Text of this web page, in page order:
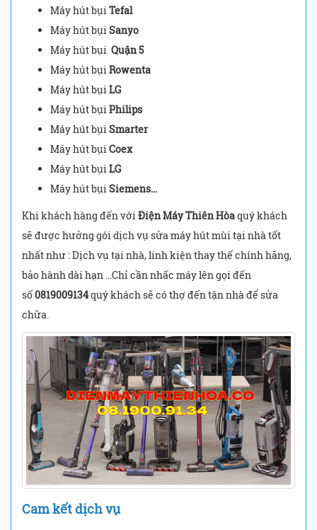
Máy hút bụi Tefal
Máy hút bụi Sanyo
Máy hút bụi Quận 5
Máy hút bụi Rowenta
Máy hút bụi LG
Máy hút bụi Philips
Máy hút bụi Smarter
Máy hút bụi Coex
Máy hút bụi LG
Máy hút bụi Siemens…
Khi khách hàng đến với Điện Máy Thiên Hòaquý khách
sẽ được hưởng gói dịch vụ sửa máy hút mùi tại nhà tốt
nhất như : Dịch vụ tại nhà, linh kiện thay thế chính hãng,
bảo hành dài hạn …Chỉ cần nhấc máy lên gọi đến
số0819009134quý khách sẽ có thợ đến tận nhà để sửa
chữa.
Cam kết dịch vụ